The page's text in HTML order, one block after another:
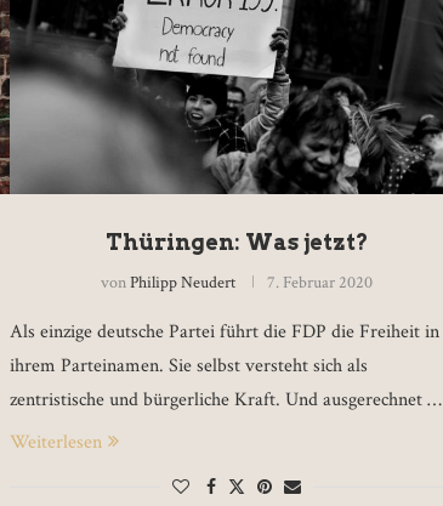
Thüringen: Was jetzt?
vonPhilipp Neudert 7. Februar 2020
Als einzige deutsche Partei führt die FDP die Freiheit in
ihrem Parteinamen. Sie selbst versteht sich als
zentristische und bürgerliche Kraft. Und ausgerechnet …
Weiterlesen